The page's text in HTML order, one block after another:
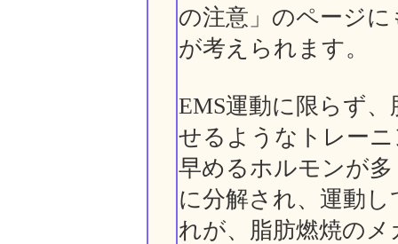
の注意」のページ
が考えられます。
EMS運動に限らず
せるようなトレー
早めるホルモンが
に分解され、運動
れが、脂肪燃焼の